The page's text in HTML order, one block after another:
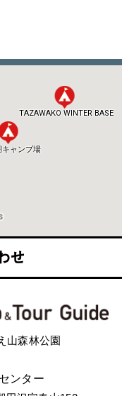
山森林公園
ンター